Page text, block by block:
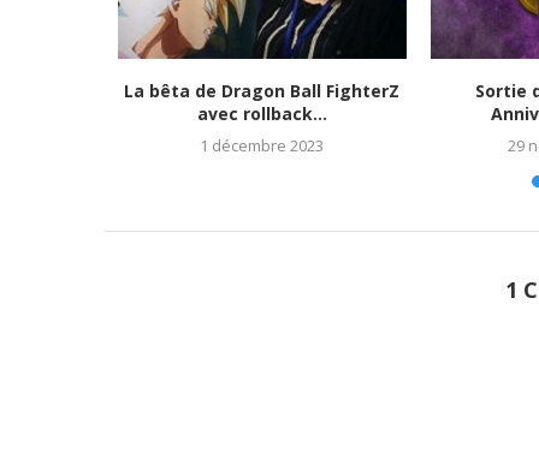
La bêta de Dragon Ball FighterZ
avec rollback...
1 décembre 2023
Sortie
29
1